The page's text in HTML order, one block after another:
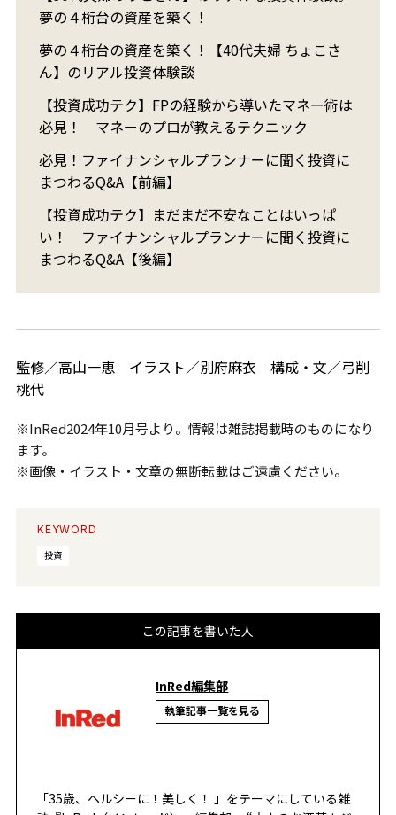
夢の４桁台の資産を築く！
夢の４桁台の資産を築く！【40代夫婦 ちょこさ
ん】のリアル投資体験談
【投資成功テク】FPの経験から導いたマネー術は
必見！ マネーのプロが教えるテクニック
必見！ファイナンシャルプランナーに聞く投資に
まつわるQ&A【前編】
【投資成功テク】まだまだ不安なことはいっぱ
い！ ファイナンシャルプランナーに聞く投資に
まつわるQ&A【後編】
監修／高山一恵 イラスト／別府麻衣 構成・文／弓削
桃代
※InRed2024年10月号より。情報は雑誌掲載時のものになり
ます。
※画像・イラスト・文章の無断転載はご遠慮ください。
KEYWORD
投資
この記事を書いた人
InRed編集部
執筆記事一覧を見る
「35歳、ヘルシーに！美しく！ 」をテーマにしている雑